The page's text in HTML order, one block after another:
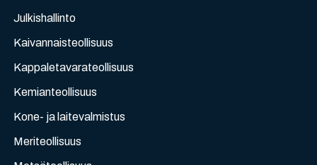
Julkishallinto
Kaivannaisteollisuus
Kappaletavarateollisuus
Kemianteollisuus
Kone- ja laitevalmistus
Meriteollisuus